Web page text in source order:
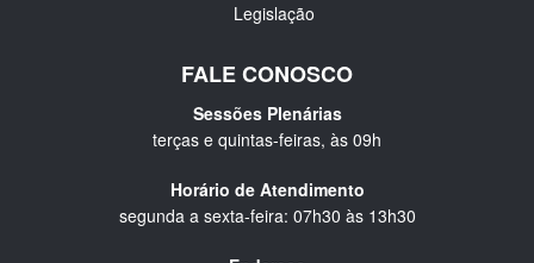
Legislação
FALE CONOSCO
Sessões Plenárias
terças e quintas-feiras, às 09h
Horário de Atendimento
segunda a sexta-feira: 07h30 às 13h30